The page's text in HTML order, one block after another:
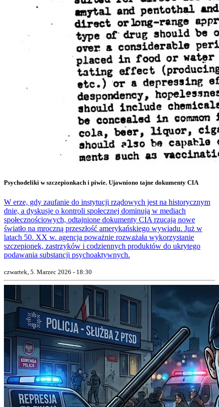
Psychodeliki w szczepionkach i piwie. Ujawniono tajne dokumenty CIA
W erze, gdy zaufanie do instytucji rządowych jest na historycznym
dnie, a dyskusje o kontroli społecznej dominują w mediach
społecznościowych, odtajnione dokumenty CIA rzucają nowe
światło na mroczną przeszłość amerykańskiego wywiadu. Już w
latach 50. XX w. agencja poważnie rozważała wykorzystanie
szczepionek, zastrzyków i codziennych produktów do ukrytego
podawania substancji psychoaktywnych.
czwartek, 5. Marzec 2026 - 18:30